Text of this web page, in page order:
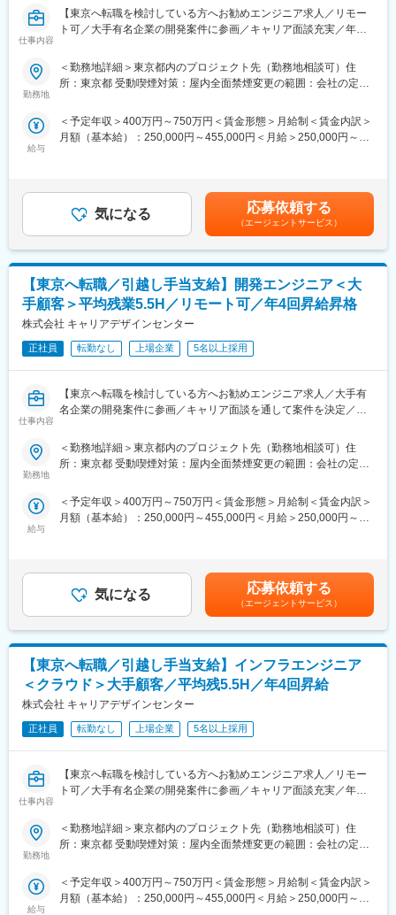
5万円程度／資格ごとを活用可能。
・エンジニアの目指したいキャリア、スキルアップ、働き方、ご
開発環境
言語：PHP、jQuery、Ajax、HTML、CSS
FW：Laravel
OS：Linux
GoによるWebアプリケーション開発
新機能の設計・開発、既存機能の改善
フロントエンド：TypeScript
インフラ：GCP
共通ツール：GitHub、Slack、Confluence
PC：Mac
（3） 大手SIerでの銀行向けWebシステム開発
製造、単体テスト
開発環境
言語：Java
FW：Spring、MyBatis
OS：RHEL
ミドルウェア：JBoss
■案件アサイン
同社は「エンジニアファースト」を大切にし、将来キャリアや希
たい技術を踏まえ、数年後の成長につながる案件を提案します。
案件は複数提示し、最終決定はエンジニア本人。会社都合の一方
変更の範囲：会社の定める業務
仕事内容
【東京へ転職を検討している方へお勧めエンジニア求人／リモー
ト可／大手有名企業の開発案件に参画／キャリア面談充実／年収
された方もいます！】
■業務内容
クエンジニアとして設計・構築・運用保守まで、スキルやご志向
に応じた業務をお任せします。
「安定した運用を極めたい」「構築・設計にチャレンジしたい」
「将来的には上流工程へ進みたい」といったエンジニア一人ひと
りのキャリア志向を尊重し、最適な案件アサインを行います。
■具体的な業務例
・ネットワーク機器（ルータ／スイッチなど）の設計・構築
・ネットワーク環境の運用・監視・障害対応
・既存ネットワークの改善提案、構成検討
・各種ドキュメント作成、ベンダー・関係部門との調整
・大規模環境・高トラフィック環境のネットワーク運用支援
・ECモール運営企業
・ネットワーク機器の設計・構築・保守運用
・ネットワーク運用保守業務
・インフラコンサルティング企業
■案件アサイン
たい技術を踏まえ、数年後の成長につながる案件を提案します。
案件は複数提示し、最終決定はエンジニア本人。会社都合の一方
的なアサインはなく、想いを形にできる環境です。
■評価制度
年４回の昇進昇格機会があり、タイムリーに頑張りを評価。
６つのグレードと5段階の等級が存在し、合わせて30段階のグレ
ードがあります。グレードを細かくすることで目に見えた昇進昇
給を実現しています。
■研修制度：
※必要な研修は随時追加していきます
変更の範囲：会社の定める業務
勤務地
＜勤務地詳細＞東京都内のプロジェクト先（勤務地相談可）住
所：東京都 受動喫煙対策：屋内全面禁煙変更の範囲：会社の定め
給与
＜予定年収＞400万円～750万円＜賃金形態＞月給制＜賃金内訳＞
月額（基本給）：250,000円～455,000円＜月給＞250,000円～
上実績に合わせた評価項目を用意しています）賃金はあくまでも
目安の金額であり、選考を通じて上下する可能性があります。月
給(月額)は固定手当を含めた表記です。
気になる 応募依頼する
（エージェントサービス）
【東京へ転職／引越し手当支給】開発エンジニア＜大
手顧客＞平均残業5.5H／リモート可／年4回昇給昇格
株式会社 キャリアデザインセンター
正社員 転勤なし 上場企業 5名以上採用
仕事内容
【東京へ転職を検討している方へお勧めエンジニア求人／大手有
名企業の開発案件に参画／キャリア面談を通して案件を決定／年
UPされた方もいます！】
Fintech・医療・エンタメ・決済・公共系など、社会的影響力の大
ルを磨ける環境です。
・フロントエンド／バックエンド開発
・クラウド環境を活用したシステム構築
・DX推進を目的としたシステム開発・改善 など
※希望・スキル・目指したいキャリアを踏まえ、双方相談のもとプ
ロジェクトへアサインを行います。
■案件アサイン
同社は「エンジニアファースト」を大切にし、将来キャリアや希
望条件、働き方まで丁寧にヒアリング。経験・得意分野や挑戦し
たい技術を踏まえ、数年後の成長につながる案件を提案します。
■開発環境：※あくまで一例です
Golang、Scala、JavaScript、Typescript、Kotlin
・データベーススOracle、SQLServer、PostgreSQL、MySQL
・インフラ：GCP／AWS など
・PC：Windows、Mac
勤務地
＜勤務地詳細＞東京都内のプロジェクト先（勤務地相談可）住
所：東京都 受動喫煙対策：屋内全面禁煙変更の範囲：会社の定め
給与
＜予定年収＞400万円～750万円＜賃金形態＞月給制＜賃金内訳＞
月額（基本給）：250,000円～455,000円＜月給＞250,000円～
上実績に合わせた評価項目を用意しています）■年収例経験者：月
給41.5万円／年収676万円賃金はあくまでも目安の金額であり、
選考を通じて上下する可能性があります。月給(月額)は固定手当を
含めた表記です。
気になる 応募依頼する
（エージェントサービス）
【東京へ転職／引越し手当支給】インフラエンジニア
＜クラウド＞大手顧客／平均残5.5H／年4回昇給
株式会社 キャリアデザインセンター
正社員 転勤なし 上場企業 5名以上採用
仕事内容
【東京へ転職を検討している方へお勧めエンジニア求人／リモー
ト可／大手有名企業の開発案件に参画／キャリア面談充実／年収
■業務内容
大手有名企業を中心としたインフラ案件に参画し、
築・運用業務をお任せします。
オンプレミスからクラウドへの移行案件やクラウドネイティブな
勤務地
＜勤務地詳細＞東京都内のプロジェクト先（勤務地相談可）住
所：東京都 受動喫煙対策：屋内全面禁煙変更の範囲：会社の定め
給与
＜予定年収＞400万円～750万円＜賃金形態＞月給制＜賃金内訳＞
月額（基本給）：250,000円～455,000円＜月給＞250,000円～